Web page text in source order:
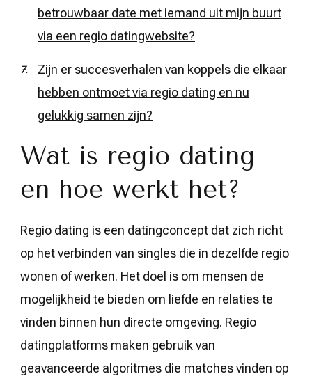
betrouwbaar date met iemand uit mijn buurt
via een regio datingwebsite?
Zijn er succesverhalen van koppels die elkaar
hebben ontmoet via regio dating en nu
gelukkig samen zijn?
Wat is regio dating
en hoe werkt het?
Regio dating is een datingconcept dat zich richt
op het verbinden van singles die in dezelfde regio
wonen of werken. Het doel is om mensen de
mogelijkheid te bieden om liefde en relaties te
vinden binnen hun directe omgeving. Regio
datingplatforms maken gebruik van
geavanceerde algoritmes die matches vinden op